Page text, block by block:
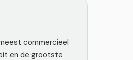
commercieel
en de grootste